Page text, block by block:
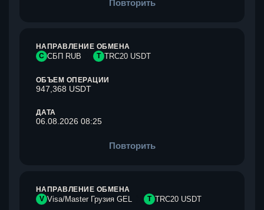
Повторить
НАПРАВЛЕНИЕ ОБМЕНА
С СБП RUB T TRC20 USDT
ОБЪЕМ ОПЕРАЦИИ
947,368 USDT
ДАТА
06.08.2026 08:25
Повторить
НАПРАВЛЕНИЕ ОБМЕНА
V Visa/Master Грузия GEL T TRC20 USDT